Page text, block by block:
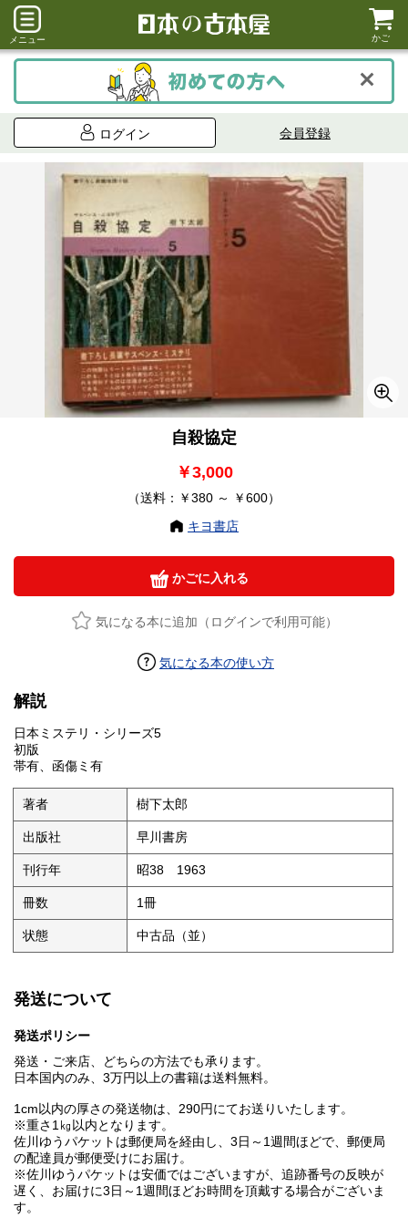
メニュー かご
ログイン 会員登録
自殺協定
￥3,000
（送料：￥380 ～ ￥600）
キヨ書店
かごに入れる
気になる本に追加（ログインで利用可能）
気になる本の使い方
解説
日本ミステリ・シリーズ5
初版
帯有、函傷ミ有
著者 樹下太郎
出版社 早川書房
刊行年 昭38 1963
冊数 1冊
状態 中古品（並）
発送について
発送ポリシー
発送・ご来店、どちらの方法でも承ります。
日本国内のみ、3万円以上の書籍は送料無料。
1cm以内の厚さの発送物は、290円にてお送りいたします。
※重さ1㎏以内となります。
佐川ゆうパケットは郵便局を経由し、3日～1週間ほどで、郵便局
の配達員が郵便受けにお届け。
※佐川ゆうパケットは安価ではございますが、追跡番号の反映が
遅く、お届けに3日～1週間ほどお時間を頂戴する場合がございま
す。